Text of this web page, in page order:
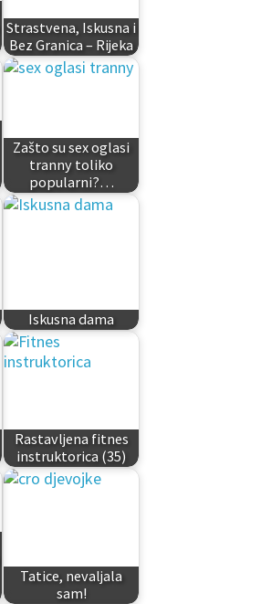
Strastvena, Iskusna i
Bez Granica – Rijeka
Zašto su sex oglasi
tranny toliko
popularni?…
Iskusna dama
Rastavljena fitnes
instruktorica (35)
Tatice, nevaljala
sam!